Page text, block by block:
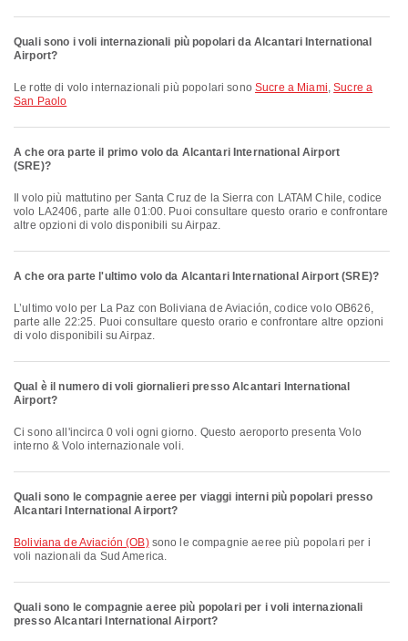
Quali sono i voli internazionali più popolari da Alcantari International
Airport?
Le rotte di volo internazionali più popolari sonoSucre a Miami,Sucre a
San Paolo
A che ora parte il primo volo da Alcantari International Airport
(SRE)?
volo LA2406, parte alle 01:00. Puoi consultare questo orario e confrontare
altre opzioni di volo disponibili su Airpaz.
A che ora parte l'ultimo volo da Alcantari International Airport (SRE)?
L’ultimo volo per La Paz con Boliviana de Aviación, codice volo OB626,
parte alle 22:25. Puoi consultare questo orario e confrontare altre opzioni
di volo disponibili su Airpaz.
Qual è il numero di voli giornalieri presso Alcantari International
Airport?
Ci sono all'incirca 0 voli ogni giorno. Questo aeroporto presenta Volo
interno & Volo internazionale voli.
Quali sono le compagnie aeree per viaggi interni più popolari presso
Alcantari International Airport?
Boliviana de Aviación (OB)sono le compagnie aeree più popolari per i
voli nazionali da Sud America.
Quali sono le compagnie aeree più popolari per i voli internazionali
presso Alcantari International Airport?